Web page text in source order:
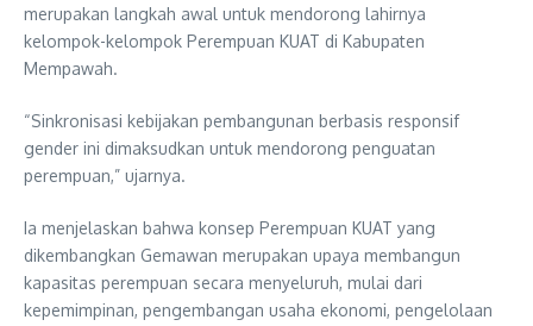
merupakan langkah awal untuk mendorong lahirnya
kelompok-kelompok Perempuan KUAT di Kabupaten
Mempawah.
“Sinkronisasi kebijakan pembangunan berbasis responsif
gender ini dimaksudkan untuk mendorong penguatan
perempuan,” ujarnya.
Ia menjelaskan bahwa konsep Perempuan KUAT yang
dikembangkan Gemawan merupakan upaya membangun
kapasitas perempuan secara menyeluruh, mulai dari
kepemimpinan, pengembangan usaha ekonomi, pengelolaan